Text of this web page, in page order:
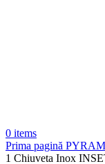
0 items
Prima pagină
1 Chiuveta Inox